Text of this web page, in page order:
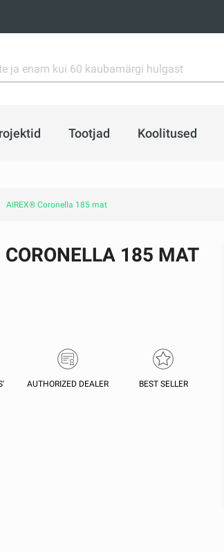
Tootjad Koolitused
AIREX® Coronella 185 mat
185 MAT
AUTHORIZED DEALER BEST SELLER